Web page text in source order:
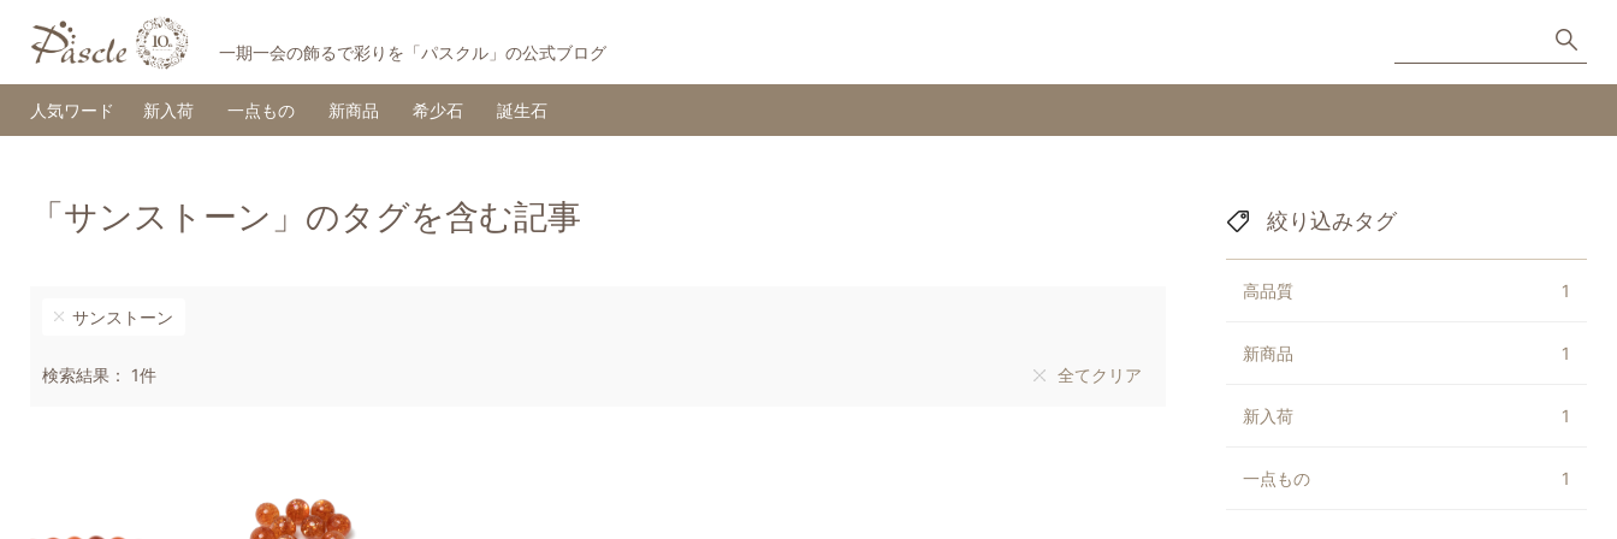
一期一会の飾るで彩りを「パスクル」の公式ブログ
人気ワード 新入荷 一点もの 新商品 希少石 誕生石
「サンストーン」のタグを含む記事
サンストーン
検索結果： 1件 全てクリア
絞り込みタグ
高品質 1
新商品 1
新入荷 1
一点もの 1